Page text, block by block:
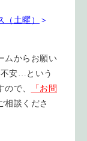
土曜） ＞
ムからお願い
安…という
で、
「お問
相談くださ